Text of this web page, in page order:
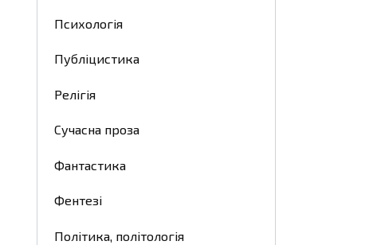
Психологія
Публіцистика
Релігія
Сучасна проза
Фантастика
Фентезі
Політика, політологія